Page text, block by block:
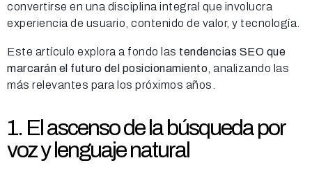
convertirse en una disciplina integral que involucra
experiencia de usuario, contenido de valor, y tecnología.
Este artículo explora a fondo las tendencias SEO que
marcarán el futuro del posicionamiento , analizando las
más relevantes para los próximos años.
1. El ascenso de la búsqueda por
voz y lenguaje natural